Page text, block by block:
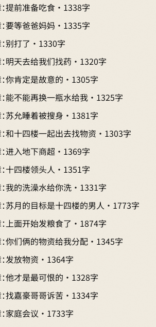
提前准备吃食 · 1338字
要等爸爸妈妈 · 1335字
别打了 · 1330字
明天去给我们找药 · 1320字
你肯定是故意的 · 1305字
能不能再换一瓶水给我 · 1325字
苏允睡着被搜身 · 1381字
和十四楼一起出去找物资 · 1303字
进入地下商超 · 1369字
十四楼领头人 · 1351字
我的洗澡水给你洗 · 1331字
苏月的目标是十四楼的男人 · 1773字
上面开始发粮食了 · 1874字
你们俩的物资给我分配 · 1345字
发放物资 · 1364字
他才是最可恨的 · 1328字
找嘉豪哥哥诉苦 · 1334字
家庭会议 · 1733字